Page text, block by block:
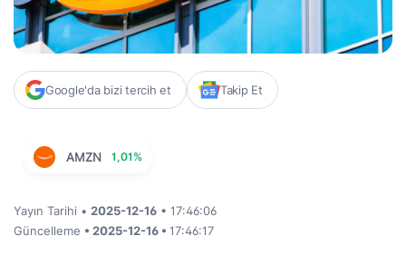
Google'da bizi tercih et Takip Et
AMZN 1,01%
Yayın Tarihi • 2025-12-16 • 17:46:06
Güncelleme • 2025-12-16 • 17:46:17